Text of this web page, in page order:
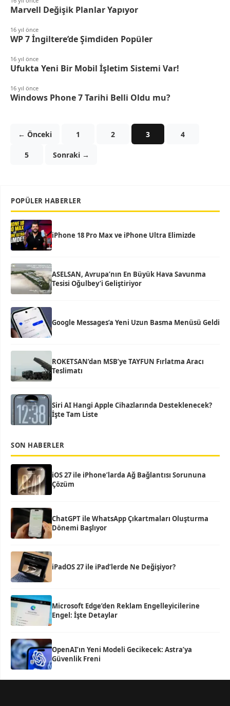
Marvell Değişik Planlar Yapıyor
16 yıl önce
WP 7 İngiltere’de Şimdiden Popüler
16 yıl önce
Ufukta Yeni Bir Mobil İşletim Sistemi Var!
16 yıl önce
Windows Phone 7 Tarihi Belli Oldu mu?
← Önceki 1 2 3 4
5 Sonraki →
POPÜLER HABERLER
iPhone 18 Pro Max ve iPhone Ultra Elimizde
ASELSAN, Avrupa’nın En Büyük Hava Savunma
Tesisi Oğulbey’i Geliştiriyor
Google Messages’a Yeni Uzun Basma Menüsü Geldi
ROKETSAN’dan MSB’ye TAYFUN Fırlatma Aracı
Teslimatı
Siri AI Hangi Apple Cihazlarında Desteklenecek?
İşte Tam Liste
SON HABERLER
iOS 27 ile iPhone’larda Ağ Bağlantısı Sorununa
Çözüm
ChatGPT ile WhatsApp Çıkartmaları Oluşturma
Dönemi Başlıyor
iPadOS 27 ile iPad’lerde Ne Değişiyor?
Microsoft Edge’den Reklam Engelleyicilerine
Engel: İşte Detaylar
OpenAI’ın Yeni Modeli Gecikecek: Astra’ya
Güvenlik Freni